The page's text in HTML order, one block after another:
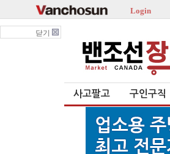
Login
닫기
사고팔고 구인구직